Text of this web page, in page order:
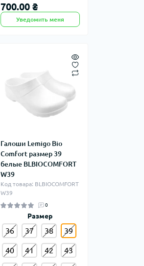
700.00 ₴
Уведомить меня
Галоши Lemigo Bio
Comfort размер 39
белые BLBIOCOMFORT
W39
Код товара: BLBIOCOMFORT
W39
0
Размер
36 37 38 39
40 41 42 43